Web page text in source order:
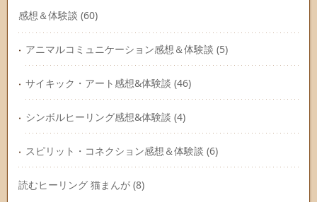
感想＆体験談 (60)
アニマルコミュニケーション感想＆体験談 (5)
サイキック・アート感想&体験談 (46)
シンボルヒーリング感想&体験談 (4)
スピリット・コネクション感想＆体験談 (6)
読むヒーリング 猫まんが (8)